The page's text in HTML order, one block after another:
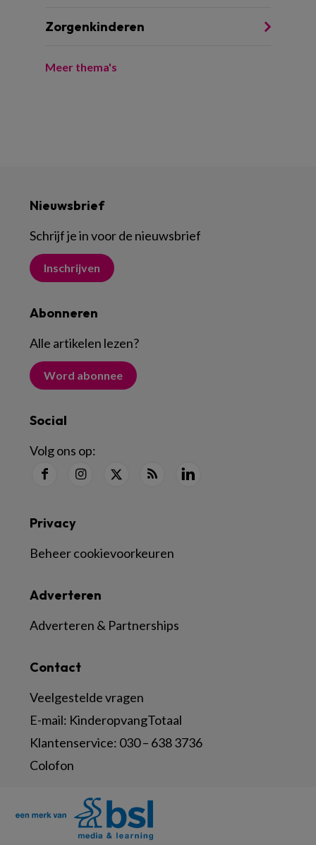
Zorgenkinderen
Meer thema's
Nieuwsbrief
Schrijf je in voor de nieuwsbrief
Inschrijven
Abonneren
Alle artikelen lezen?
Word abonnee
Social
Volg ons op:
Contact
Veelgestelde vragen
E-mail: KinderopvangTotaal
Klantenservice: 030 – 638 3736
Colofon
Adverteren
Adverteren & Partnerships
Privacy
Beheer cookievoorkeuren